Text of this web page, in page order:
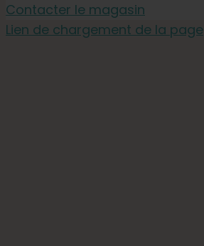
Contacter le magasin
Lien de chargement de la page